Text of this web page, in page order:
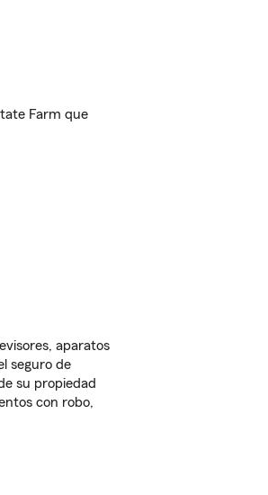
Farm que
aparatos
seguro de
su propiedad
con robo,